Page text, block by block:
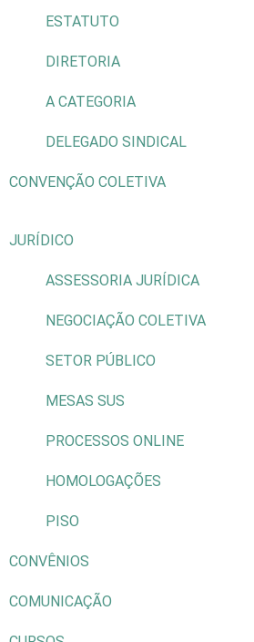
ESTATUTO
DIRETORIA
A CATEGORIA
DELEGADO SINDICAL
CONVENÇÃO COLETIVA
JURÍDICO
ASSESSORIA JURÍDICA
NEGOCIAÇÃO COLETIVA
SETOR PÚBLICO
MESAS SUS
PROCESSOS ONLINE
HOMOLOGAÇÕES
PISO
CONVÊNIOS
COMUNICAÇÃO